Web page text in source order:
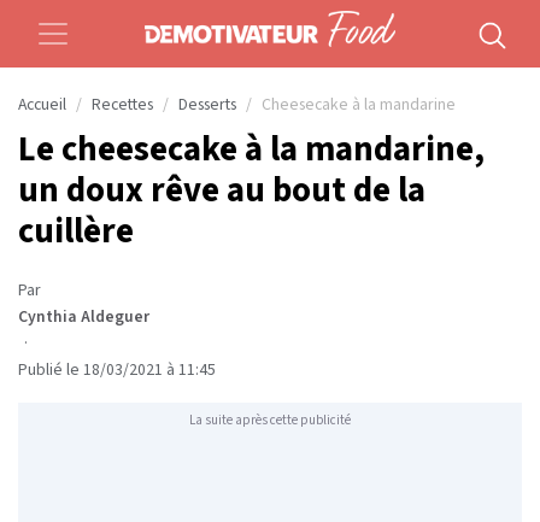
Accueil Recettes Desserts Cheesecake à la mandarine
Le cheesecake à la mandarine,
un doux rêve au bout de la
cuillère
Par
Cynthia Aldeguer
·
Publié le 18/03/2021 à 11:45
La suite après cette publicité